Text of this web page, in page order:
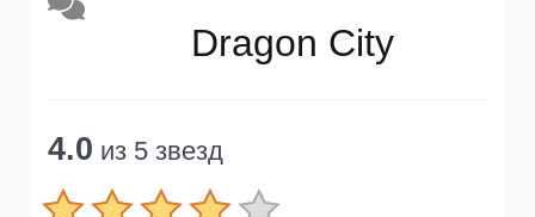
Dragon City
4.0 из 5 звезд